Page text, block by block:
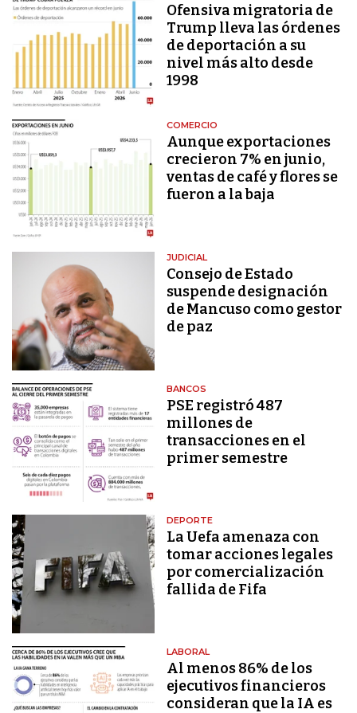
Ofensiva migratoria de
Trump lleva las órdenes
de deportación a su
nivel más alto desde
1998
COMERCIO
Aunque exportaciones
crecieron 7% en junio,
ventas de café y flores se
fueron a la baja
JUDICIAL
Consejo de Estado
suspende designación
de Mancuso como gestor
de paz
BANCOS
PSE registró 487
millones de
transacciones en el
primer semestre
DEPORTE
La Uefa amenaza con
tomar acciones legales
por comercialización
fallida de Fifa
LABORAL
Al menos 86% de los
ejecutivos financieros
consideran que la IA es